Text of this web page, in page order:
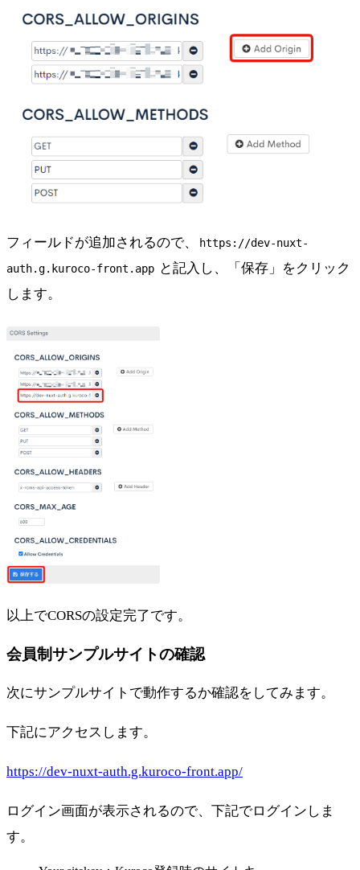
フィールドが追加されるので、
https://dev-nuxt-
auth.g.kuroco-front.app と記入し、「保存」をクリック
します。
以上でCORSの設定完了です。
会員制サンプルサイトの確認
次にサンプルサイトで動作するか確認をしてみます。
下記にアクセスします。
https://dev-nuxt-auth.g.kuroco-front.app/
ログイン画面が表示されるので、下記でログインしま
す。